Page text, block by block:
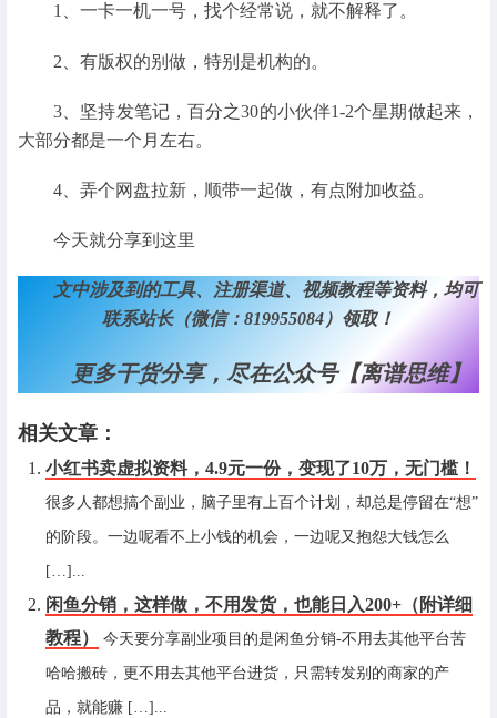
1、一卡一机一号，找个经常说，就不解释了。
2、有版权的别做，特别是机构的。
3、坚持发笔记，百分之30的小伙伴1-2个星期做起来，
大部分都是一个月左右。
4、弄个网盘拉新，顺带一起做，有点附加收益。
今天就分享到这里
文中涉及到的工具、注册渠道、视频教程等资料，均可
联系站长（微信：819955084）领取！
更多干货分享，尽在公众号【离谱思维】
相关文章：
小红书卖虚拟资料，4.9元一份，变现了10万，无门槛！
很多人都想搞个副业，脑子里有上百个计划，却总是停留在“想”
的阶段。一边呢看不上小钱的机会，一边呢又抱怨大钱怎么
[…]...
闲鱼分销，这样做，不用发货，也能日入200+（附详细
教程）
今天要分享副业项目的是闲鱼分销-不用去其他平台苦
哈哈搬砖，更不用去其他平台进货，只需转发别的商家的产
品，就能赚 […]...